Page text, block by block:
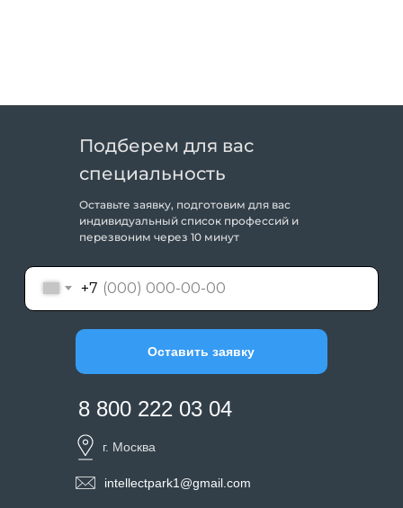
Оставьте заявку, подготовим для вас
индивидуальный список профессий и
перезвоним через 10 минут
Подберем для вас
специальность
intellectpark1@gmail.com
г. Москва
8 800 222 03 04
+7
Оставить заявку